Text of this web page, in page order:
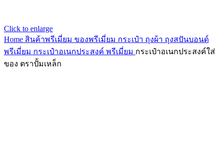
Click to enlarge
Home สินค้าพรีเมี่ยม ของพรีเมี่ยม กระเป๋า ถุงผ้า ถุงสปันบอนด์
พรีเมี่ยม กระเป๋าอเนกประสงค์ พรีเมี่ยม กระเป๋าอเนกประสงค์ใส่
ของ ตราปั้มเหล็ก